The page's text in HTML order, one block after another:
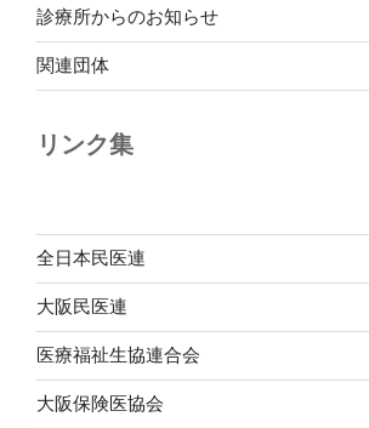
診療所からのお知らせ
関連団体
リンク集
全日本民医連
大阪民医連
医療福祉生協連合会
大阪保険医協会